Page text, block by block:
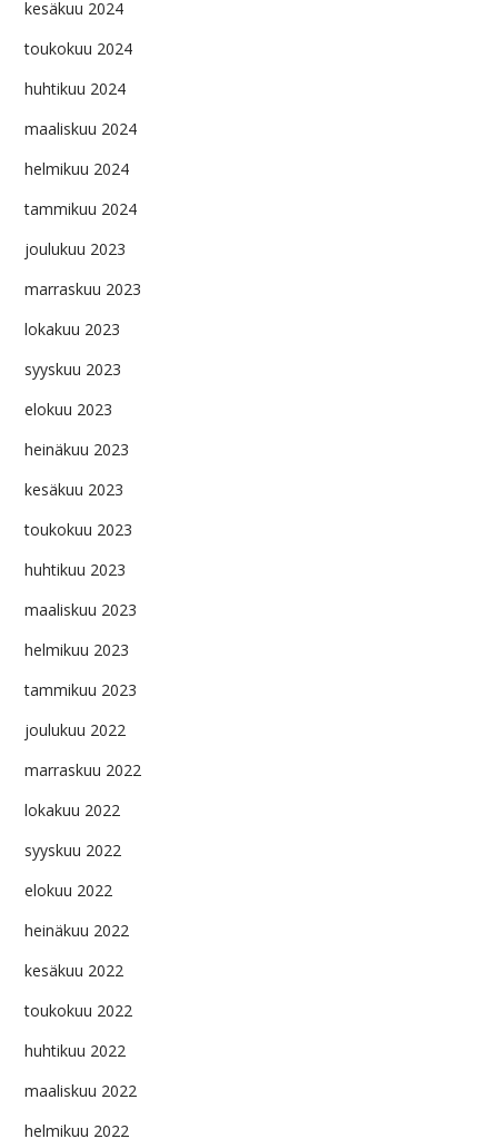
kesäkuu 2024
toukokuu 2024
huhtikuu 2024
maaliskuu 2024
helmikuu 2024
tammikuu 2024
joulukuu 2023
marraskuu 2023
lokakuu 2023
syyskuu 2023
elokuu 2023
heinäkuu 2023
kesäkuu 2023
toukokuu 2023
huhtikuu 2023
maaliskuu 2023
helmikuu 2023
tammikuu 2023
joulukuu 2022
marraskuu 2022
lokakuu 2022
syyskuu 2022
elokuu 2022
heinäkuu 2022
kesäkuu 2022
toukokuu 2022
huhtikuu 2022
maaliskuu 2022
helmikuu 2022